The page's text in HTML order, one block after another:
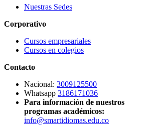
Nuestras Sedes
Corporativo
Cursos empresariales
Cursos en colegios
Contacto
Nacional: 3009125500
Whatsapp 3186171036
Para información de nuestros
programas académicos:
info@smartidiomas.edu.co